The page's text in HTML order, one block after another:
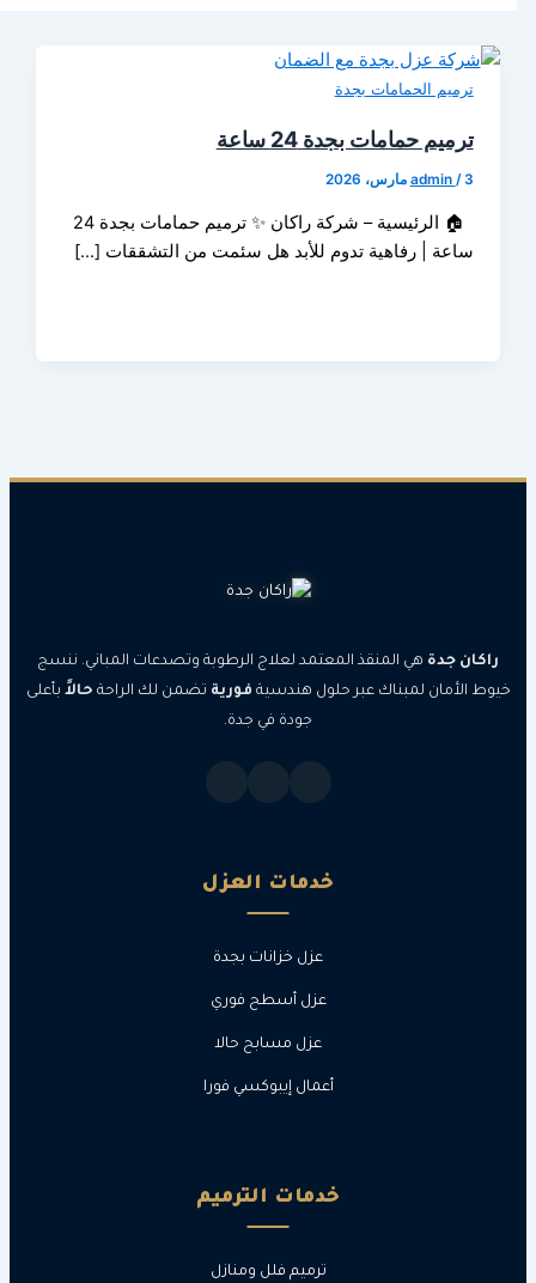
الحمامات بجدة
حمامات بجدة 24 ساعة
🏠 الرئيسية – شركة راكان ✨ ترميم حمامات بجدة 24
| رفاهية تدوم للأبد هل سئمت من التشققات […]
هي المنقذ المعتمد لعلاج الرطوبة وتصدعات المباني. ننسج
لمبناك عبر حلول هندسيةفوريةتضمن لك الراحةحالاًبأعلى
جودة في جدة.
خدمات العزل
عزل خزانات بجدة
عزل أسطح فوري
عزل مسابح حالا
أعمال إيبوكسي فورا
خدمات الترميم
ترميم فلل ومنازل